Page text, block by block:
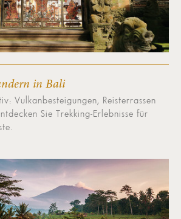
in Bali
Vulkanbesteigungen, Reisterrassen
Sie Trekking-Erlebnisse für